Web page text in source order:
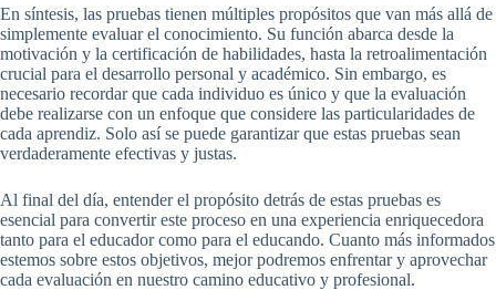
En síntesis, las pruebas tienen múltiples propósitos que van más allá de
simplemente evaluar el conocimiento. Su función abarca desde la
motivación y la certificación de habilidades, hasta la retroalimentación
crucial para el desarrollo personal y académico. Sin embargo, es
necesario recordar que cada individuo es único y que la evaluación
debe realizarse con un enfoque que considere las particularidades de
cada aprendiz. Solo así se puede garantizar que estas pruebas sean
verdaderamente efectivas y justas.
Al final del día, entender el propósito detrás de estas pruebas es
esencial para convertir este proceso en una experiencia enriquecedora
tanto para el educador como para el educando. Cuanto más informados
estemos sobre estos objetivos, mejor podremos enfrentar y aprovechar
cada evaluación en nuestro camino educativo y profesional.